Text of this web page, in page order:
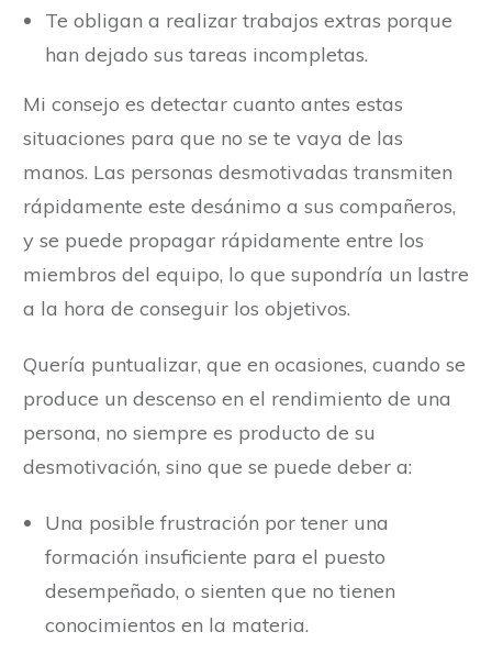
Te obligan a realizar trabajos extras porque
han dejado sus tareas incompletas.
Mi consejo es detectar cuanto antes estas
situaciones para que no se te vaya de las
manos. Las personas desmotivadas transmiten
rápidamente este desánimo a sus compañeros,
y se puede propagar rápidamente entre los
miembros del equipo, lo que supondría un lastre
a la hora de conseguir los objetivos.
Quería puntualizar, que en ocasiones, cuando se
produce un descenso en el rendimiento de una
persona, no siempre es producto de su
desmotivación, sino que se puede deber a:
Una posible frustración por tener una
formación insuficiente para el puesto
desempeñado, o sienten que no tienen
conocimientos en la materia.